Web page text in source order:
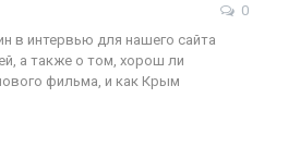
0
в интервью для нашего сайта
а также о том, хорош ли
фильма, и как Крым